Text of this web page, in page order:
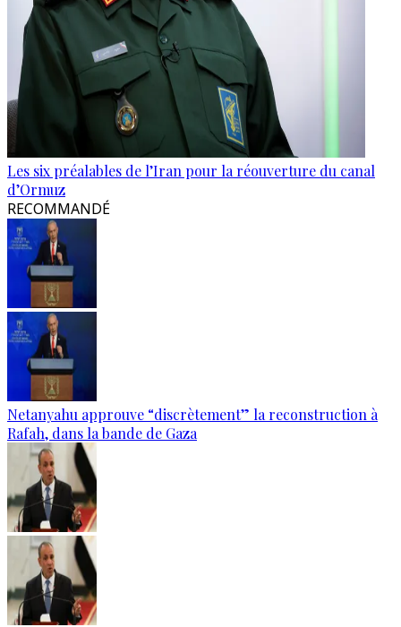
Les six préalables de l’Iran pour la réouverture du canal
d’Ormuz
RECOMMANDÉ
Netanyahu approuve “discrètement” la reconstruction à
Rafah, dans la bande de Gaza